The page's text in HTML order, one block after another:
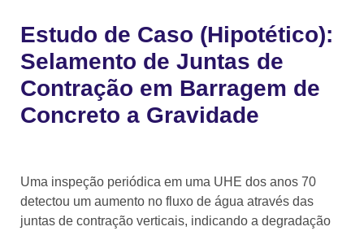
Estudo de Caso (Hipotético):
Selamento de Juntas de
Contração em Barragem de
Concreto a Gravidade
Uma inspeção periódica em uma UHE dos anos 70
detectou um aumento no fluxo de água através das
juntas de contração verticais, indicando a degradação